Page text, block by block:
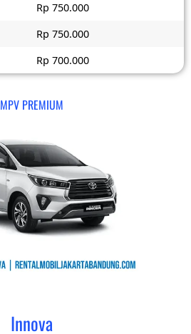
Rp 750.000
Rp 750.000
Rp 700.000
MPV PREMIUM
Innova